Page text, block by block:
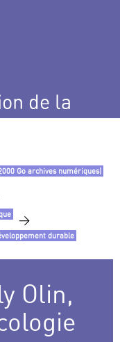
de la
Go archives numériques)
>
durable
Olin,